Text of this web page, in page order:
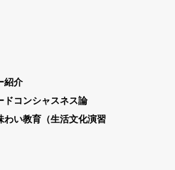
紹介
ドコンシャスネス論
わい教育（生活文化演習